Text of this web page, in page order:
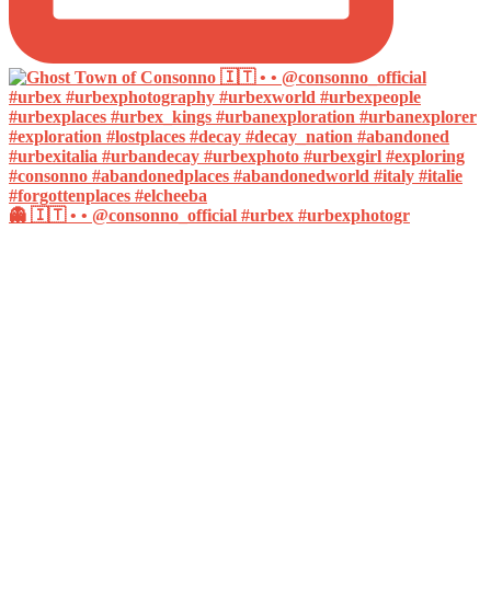
👻 🇮🇹 • • @consonno_official #urbex #urbexphotogr